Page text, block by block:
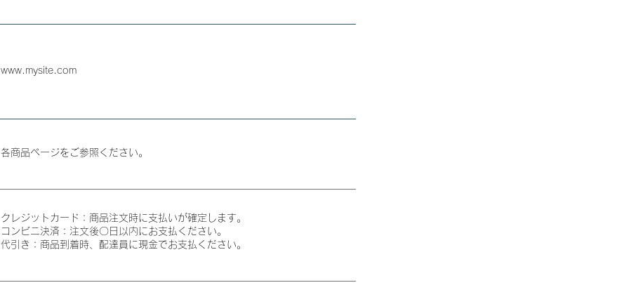
www.mysite.com
各商品ページをご参照ください。
クレジットカード：商品注文時に支払いが確定します。
コンビニ決済：注文後〇日以内にお支払ください。
代引き：商品到着時、配達員に現金でお支払ください。